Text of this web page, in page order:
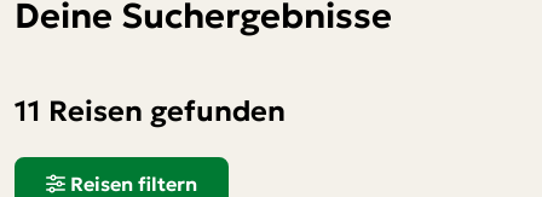
Deine Suchergebnisse
11 Reisen gefunden
Reisen filtern